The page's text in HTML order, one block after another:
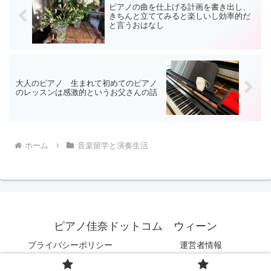
ピアノの曲を仕上げる計画を書き出し、
きちんと立ててみると楽しいし効率的だ
と言うおはなし
大人のピアノ 生まれて初めてのピアノ
のレッスンは感激的というお父さんの話
ホーム 音楽留学と演奏生活
ピアノ佳奈ドットコム ウィーン
プライバシーポリシー 運営者情報
© 2020 ピアノ佳奈ドットコム ウィーン.